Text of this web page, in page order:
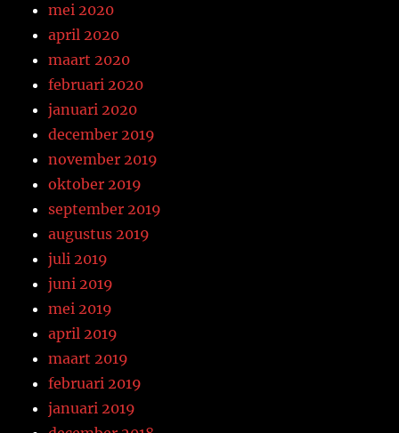
mei 2020
april 2020
maart 2020
februari 2020
januari 2020
december 2019
november 2019
oktober 2019
september 2019
augustus 2019
juli 2019
juni 2019
mei 2019
april 2019
maart 2019
februari 2019
januari 2019